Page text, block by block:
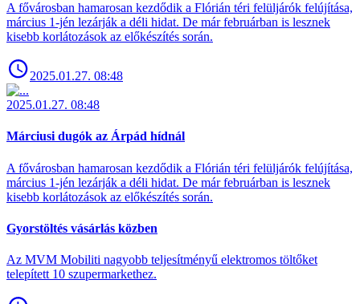
A fővárosban hamarosan kezdődik a Flórián téri felüljárók felújítása,
március 1-jén lezárják a déli hidat. De már februárban is lesznek
kisebb korlátozások az előkészítés során.
2025.01.27. 08:48
2025.01.27. 08:48
Márciusi dugók az Árpád hídnál
A fővárosban hamarosan kezdődik a Flórián téri felüljárók felújítása,
március 1-jén lezárják a déli hidat. De már februárban is lesznek
kisebb korlátozások az előkészítés során.
Gyorstöltés vásárlás közben
Az MVM Mobiliti nagyobb teljesítményű elektromos töltőket
telepített 10 szupermarkethez.